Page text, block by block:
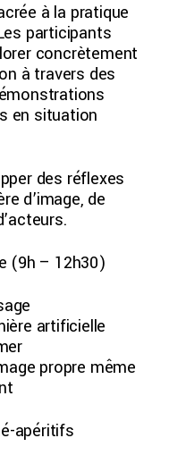
à la pratique
participants
concrètement
à travers des
en situation
des réflexes
d’image, de
(9h – 12h30)
artificielle
propre même
apéritifs